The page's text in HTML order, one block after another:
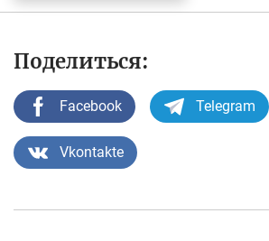
Поделиться:
Facebook Telegram
Vkontakte